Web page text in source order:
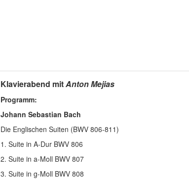
Klavierabend mitAnton Mejias
Programm:
Johann Sebastian Bach
Die Englischen Suiten (BWV 806-811)
1. Suite in A-Dur BWV 806
2. Suite in a-Moll BWV 807
3. Suite in g-Moll BWV 808